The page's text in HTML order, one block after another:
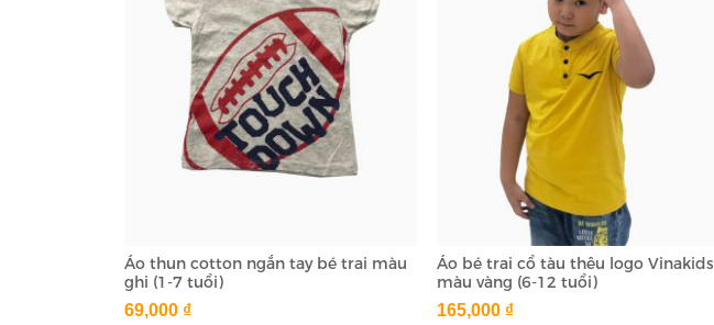
Áo thun cotton ngắn tay bé trai màu
ghi (1-7 tuổi)
69,000 ₫
Áo bé trai cổ tàu thêu logo Vinakids
màu vàng (6-12 tuổi)
165,000 ₫